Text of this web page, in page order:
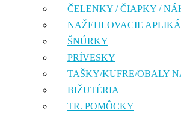
ČELENKY / ČIAPKY /
NAŽEHLOVACIE
ŠNÚRKY
PRÍVESKY
TAŠKY/KUFRE/OBALY
BIŽUTÉRIA
TR. POMÔCKY